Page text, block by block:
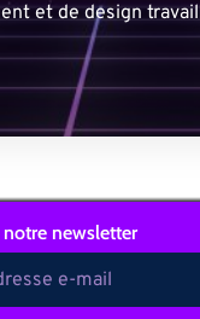
et de design
newsletter